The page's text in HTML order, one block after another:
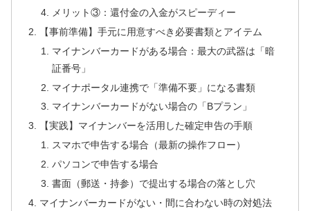
メリット③：還付金の入金がスピーディー
【事前準備】手元に用意すべき必要書類とアイテム
マイナンバーカードがある場合：最大の武器は「暗
証番号」
マイナポータル連携で「準備不要」になる書類
マイナンバーカードがない場合の「Bプラン」
【実践】マイナンバーを活用した確定申告の手順
スマホで申告する場合（最新の操作フロー）
パソコンで申告する場合
書面（郵送・持参）で提出する場合の落とし穴
マイナンバーカードがない・間に合わない時の対処法